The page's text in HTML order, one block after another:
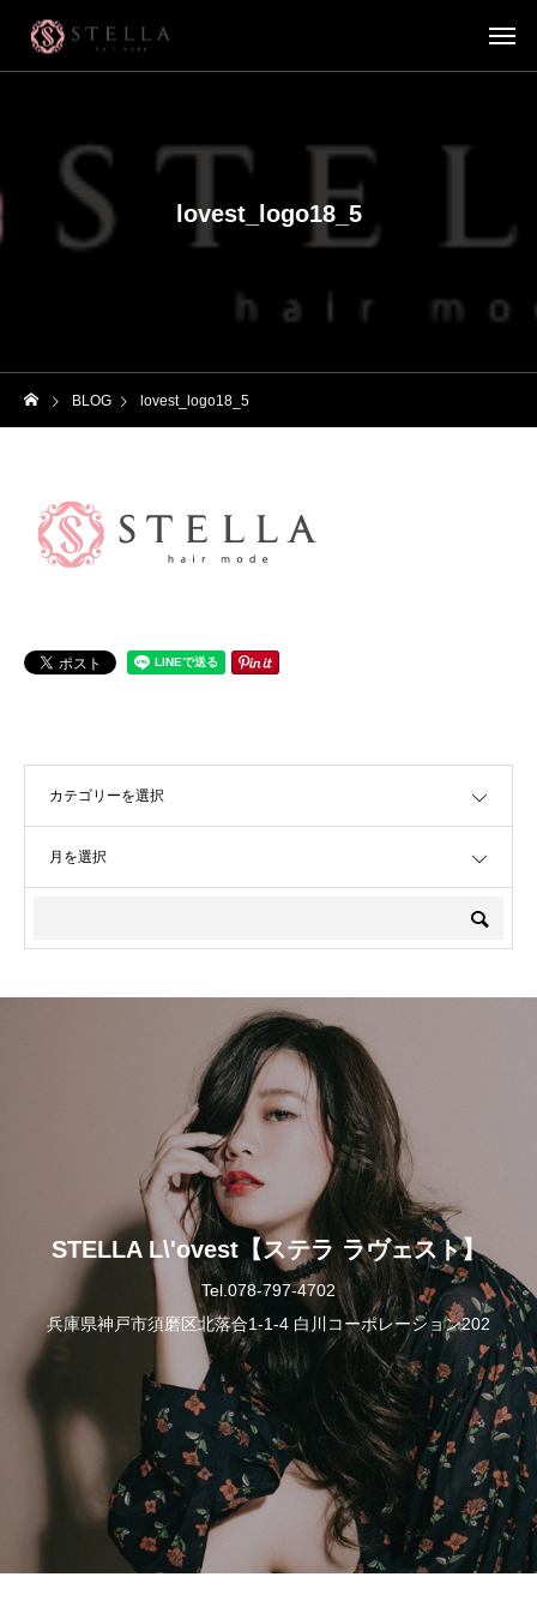
lovest_logo18_5
BLOG lovest_logo18_5
STELLA L\'ovest【ステラ ラヴェスト】
Tel.078-797-4702
兵庫県神戸市須磨区北落合1-1-4 白川コーポレーション202